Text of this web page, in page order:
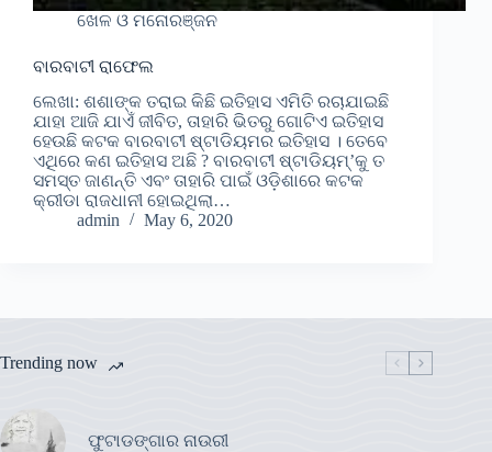
ଖେଳ ଓ ମନୋରଞ୍ଜନ
ବାରବାଟୀ ରାଫେଲ
ଲେଖା: ଶଶାଙ୍କ ତରାଇ କିଛି ଇତିହାସ ଏମିତି ରଚାଯାଇଛି
ଯାହା ଆଜି ଯାଏଁ ଜୀବିତ, ତାହାରି ଭିତରୁ ଗୋଟିଏ ଇତିହାସ
ହେଉଛି କଟକ ବାରବାଟୀ ଷ୍ଟାଡିୟମର ଇତିହାସ । ତେବେ
ଏଥିରେ କଣ ଇତିହାସ ଅଛି ? ବାରବାଟୀ ଷ୍ଟାଡିୟମ୍’କୁ ତ
ସମସ୍ତ ଜାଣନ୍ତି ଏବଂ ତାହାରି ପାଇଁ ଓଡ଼ିଶାରେ କଟକ
କ୍ରୀଡା ରାଜଧାନୀ ହୋଇଥିଲା…
admin
May 6, 2020
Trending now
ଫୁଟାଡଙ୍ଗାର ନାଉରୀ